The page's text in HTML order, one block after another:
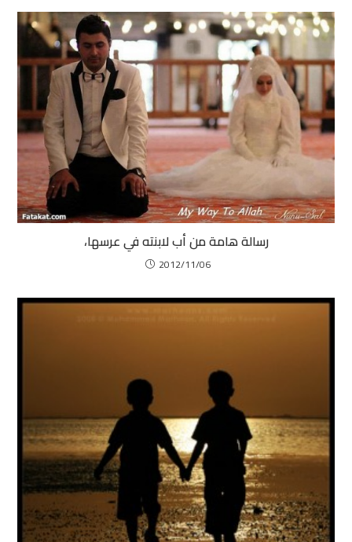
رسالة هامة من أب لابنته في عرسها،
2012/11/06